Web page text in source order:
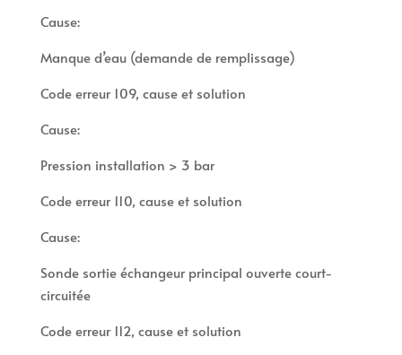
Cause:
Manque d’eau (demande de remplissage)
Code erreur 109, cause et solution
Cause:
Pression installation > 3 bar
Code erreur 110, cause et solution
Cause:
Sonde sortie échangeur principal ouverte court-
circuitée
Code erreur 112, cause et solution